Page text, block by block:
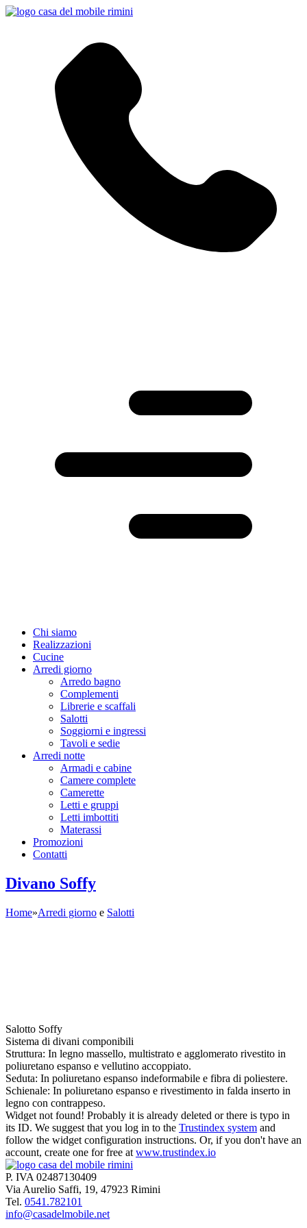
Chi siamo
Realizzazioni
Cucine
Arredi giorno
Arredo bagno
Complementi
Librerie e scaffali
Salotti
Soggiorni e ingressi
Tavoli e sedie
Arredi notte
Armadi e cabine
Camere complete
Camerette
Letti e gruppi
Letti imbottiti
Materassi
Promozioni
Contatti
Divano Soffy
Home»Arredi giorno e Salotti
Salotto Soffy
Sistema di divani componibili
Struttura: In legno massello, multistrato e agglomerato rivestito in
poliuretano espanso e vellutino accoppiato.
Seduta: In poliuretano espanso indeformabile e fibra di poliestere.
Schienale: In poliuretano espanso e rivestimento in falda inserto in
legno con contrappeso.
Widget not found! Probably it is already deleted or there is typo in
its ID. We suggest that you log in to the Trustindex system and
follow the widget configuration instructions. Or, if you don't have an
account, create one for free at www.trustindex.io
P. IVA 02487130409
Via Aurelio Saffi, 19, 47923 Rimini
Tel. 0541.782101
info@casadelmobile.net